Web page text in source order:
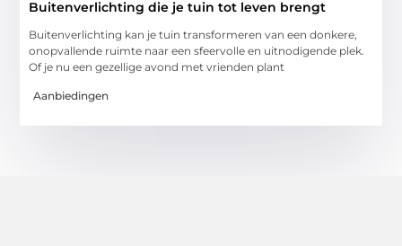
Buitenverlichting die je tuin tot leven brengt
Buitenverlichting kan je tuin transformeren van een donkere,
onopvallende ruimte naar een sfeervolle en uitnodigende plek.
Of je nu een gezellige avond met vrienden plant
Aanbiedingen